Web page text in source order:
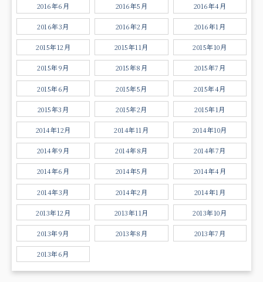
2016年6月 2016年5月 2016年4月
2016年3月 2016年2月 2016年1月
2015年12月 2015年11月 2015年10月
2015年9月 2015年8月 2015年7月
2015年6月 2015年5月 2015年4月
2015年3月 2015年2月 2015年1月
2014年12月 2014年11月 2014年10月
2014年9月 2014年8月 2014年7月
2014年6月 2014年5月 2014年4月
2014年3月 2014年2月 2014年1月
2013年12月 2013年11月 2013年10月
2013年9月 2013年8月 2013年7月
2013年6月